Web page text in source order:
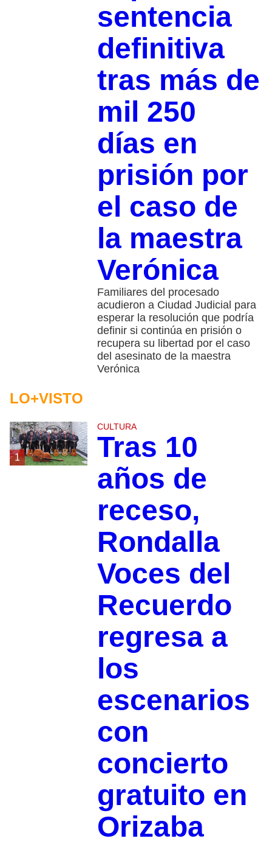
sentencia
definitiva
tras más de
mil 250
días en
prisión por
el caso de
la maestra
Verónica
Familiares del procesado
acudieron a Ciudad Judicial para
esperar la resolución que podría
definir si continúa en prisión o
recupera su libertad por el caso
del asesinato de la maestra
Verónica
LO+VISTO
1
CULTURA
Tras 10
años de
receso,
Rondalla
Voces del
Recuerdo
regresa a
los
escenarios
con
concierto
gratuito en
Orizaba